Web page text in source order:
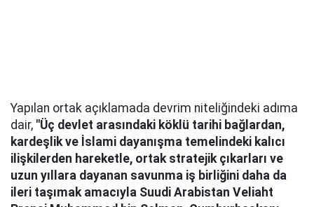
Yapılan ortak açıklamada devrim niteliğindeki adıma
dair, "Üç devlet arasındaki köklü tarihi bağlardan,
kardeşlik ve İslami dayanışma temelindeki kalıcı
ilişkilerden hareketle, ortak stratejik çıkarları ve
uzun yıllara dayanan savunma iş birliğini daha da
ileri taşımak amacıyla Suudi Arabistan Veliaht